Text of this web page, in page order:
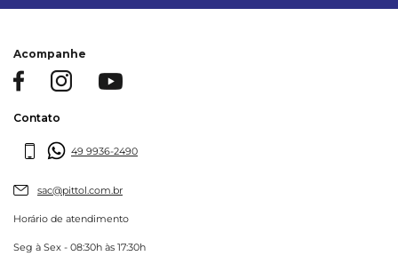
Acompanhe
Contato
49 9936-2490
sac@pittol.com.br
Horário de atendimento
Seg à Sex - 08:30h às 17:30h